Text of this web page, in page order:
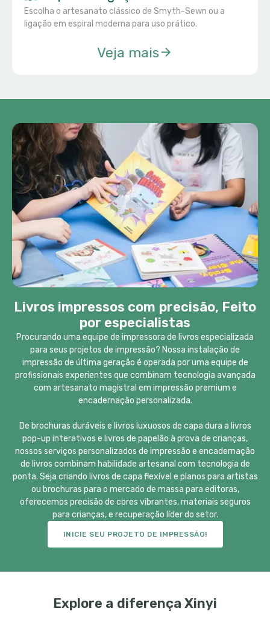
Escolha o artesanato clássico de Smyth-Sewn ou a
ligação em espiral moderna para uso prático.
Veja mais
Livros impressos com precisão, Feito
por especialistas
Procurando uma equipe de impressora de livros especializada
para seus projetos de impressão? Nossa instalação de
impressão de última geração é operada por uma equipe de
profissionais experientes que combinam tecnologia avançada
com artesanato magistral em impressão premium e
encadernação personalizada.
De brochuras duráveis ​​e livros luxuosos de capa dura a livros
pop-up interativos e livros de papelão à prova de crianças,
nossos serviços personalizados de impressão e encadernação
de livros combinam habilidade artesanal com tecnologia de
ponta. Seja criando livros de capa flexível e planos para artistas
ou brochuras para o mercado de massa para editoras,
oferecemos precisão de cores vibrantes, materiais seguros
para crianças, e recuperação líder do setor.
INICIE SEU PROJETO DE IMPRESSÃO!
Explore a diferença Xinyi